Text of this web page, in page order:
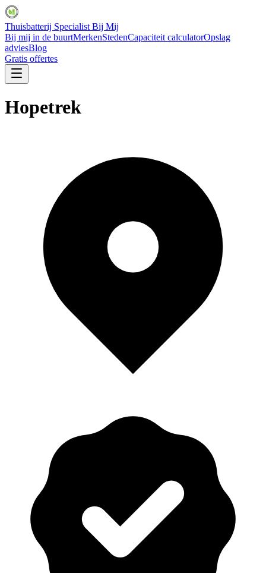
Thuisbatterij Specialist Bij Mij
Bij mij in de buurtMerkenStedenCapaciteit calculatorOpslag
adviesBlog
Gratis offertes
Hopetrek